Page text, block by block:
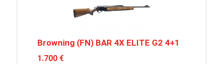
Browning (FN) BAR 4X ELITE G2 4+1
1.700 €